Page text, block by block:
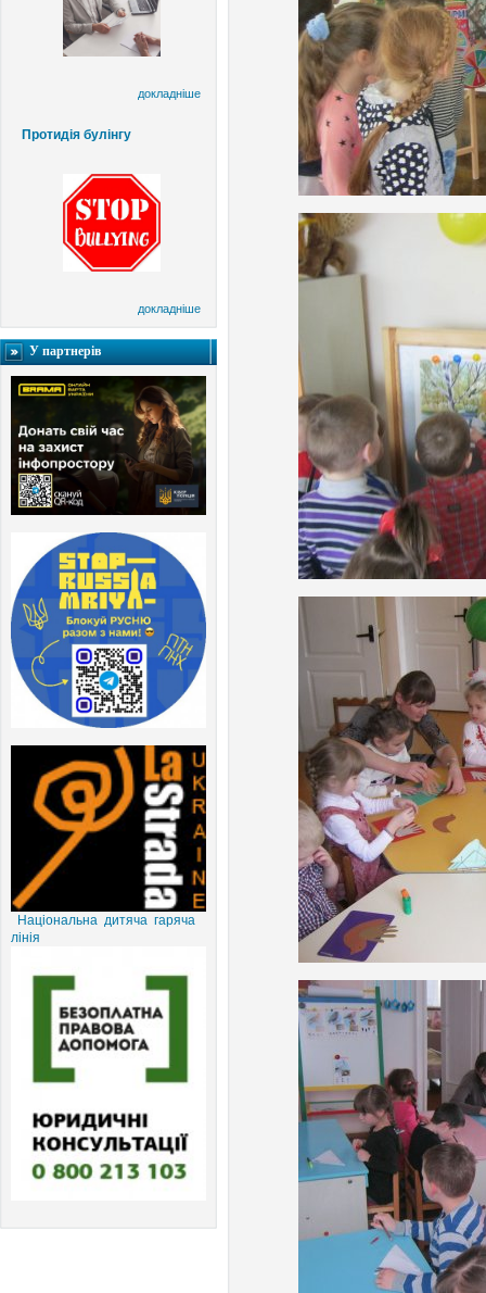
докладніше
Протидія булінгу
докладніше
У партнерів
Національна дитяча гаряча
лінія